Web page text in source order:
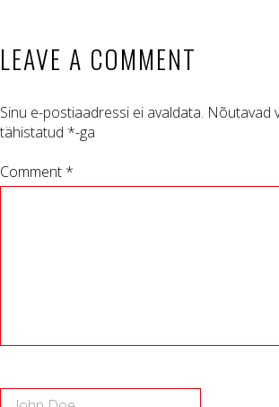
LEAVE A COMMENT
Sinu e-postiaadressi ei avaldata. Nõutavad
tähistatud *-ga
Comment *